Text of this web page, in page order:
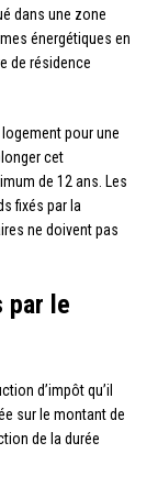
dans une zone
énergétiques en
de résidence
pour une
cet
de 12 ans. Les
fixés par la
ne doivent pas
par le
d’impôt qu’il
sur le montant de
de la durée